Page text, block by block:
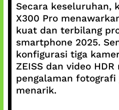
Secara keseluruhan,
X300 Pro
kuat dan terbilang
smartphone 2025.
konfigurasi tiga
ZEISS dan video
pengalaman fotografi
menarik.